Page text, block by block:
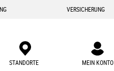
VERSICHERUNG
MEIN KONTO
STANDORTE